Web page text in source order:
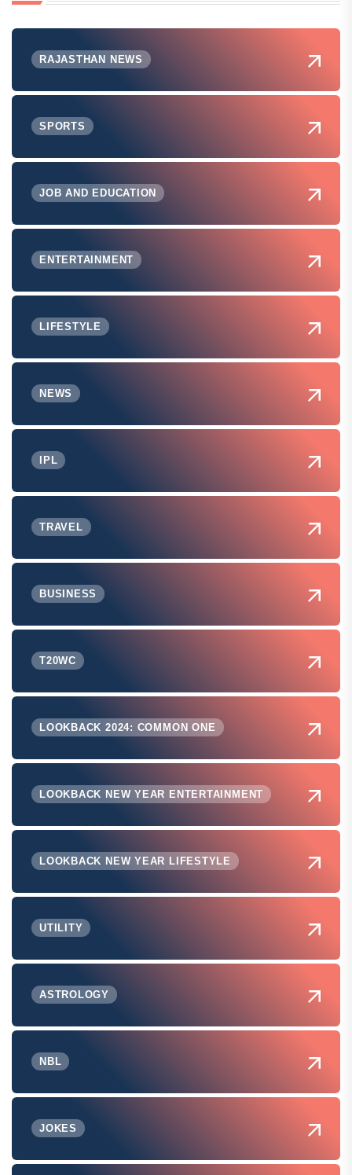
RAJASTHAN NEWS
SPORTS
JOB AND EDUCATION
ENTERTAINMENT
LIFESTYLE
NEWS
IPL
TRAVEL
BUSINESS
T20WC
LOOKBACK 2024: COMMON ONE
LOOKBACK NEW YEAR ENTERTAINMENT
LOOKBACK NEW YEAR LIFESTYLE
UTILITY
ASTROLOGY
NBL
JOKES